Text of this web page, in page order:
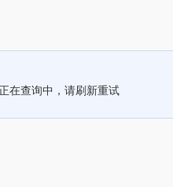
在查询中，请刷新重试